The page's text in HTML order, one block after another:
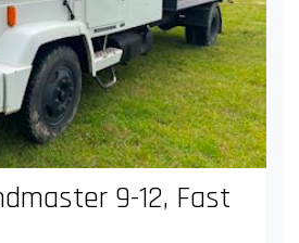
9-12, Fast